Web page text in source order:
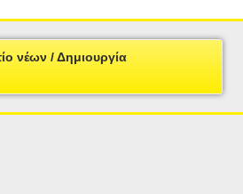
νέων / Δημιουργία